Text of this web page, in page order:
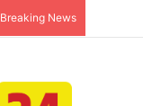
Breaking News